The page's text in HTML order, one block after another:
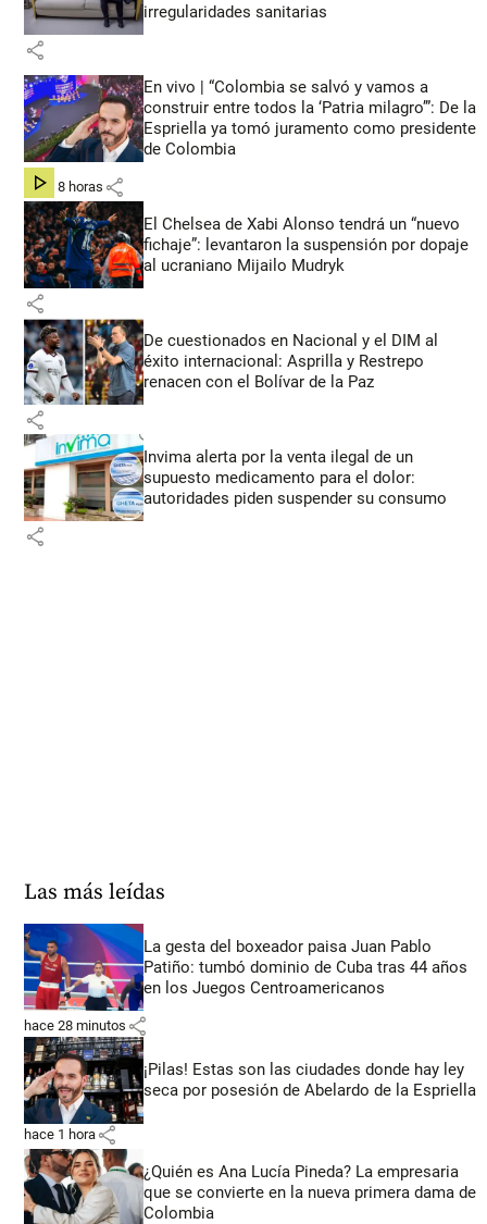
irregularidades sanitarias
share
En vivo | “Colombia se salvó y vamos a
construir entre todos la ‘Patria milagro’”: De la
Espriella ya tomó juramento como presidente
de Colombia
hace 8 horas share
El Chelsea de Xabi Alonso tendrá un “nuevo
fichaje”: levantaron la suspensión por dopaje
al ucraniano Mijailo Mudryk
share
De cuestionados en Nacional y el DIM al
éxito internacional: Asprilla y Restrepo
renacen con el Bolívar de la Paz
share
Invima alerta por la venta ilegal de un
supuesto medicamento para el dolor:
autoridades piden suspender su consumo
share
Las más leídas
La gesta del boxeador paisa Juan Pablo
Patiño: tumbó dominio de Cuba tras 44 años
en los Juegos Centroamericanos
hace 28 minutos share
¡Pilas! Estas son las ciudades donde hay ley
seca por posesión de Abelardo de la Espriella
hace 1 hora share
¿Quién es Ana Lucía Pineda? La empresaria
que se convierte en la nueva primera dama de
Colombia